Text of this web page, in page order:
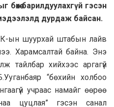
барилдуулахгүй гэсэн
дурдаж байсан.
ын шуурхай штабын лайв
Харамсалтай байна. Энэ
тайлбар хийхээс аргагүй
“бөхийн холбоо
учраас намайг өөрөө
цуцлая” гэсэн санал